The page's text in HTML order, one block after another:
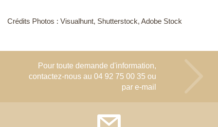
Crédits Photos : Visualhunt, Shutterstock, Adobe Stock
Pour toute demande d'information,
contactez-nous au 04 92 75 00 35 ou
par e-mail